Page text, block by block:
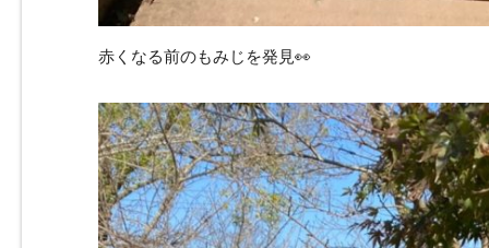
赤くなる前のもみじを発見👀